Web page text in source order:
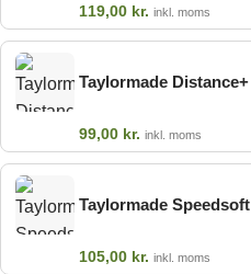
119,00 kr. inkl. moms
Taylormade Distance+
99,00 kr. inkl. moms
Taylormade Speedsoft
105,00 kr. inkl. moms